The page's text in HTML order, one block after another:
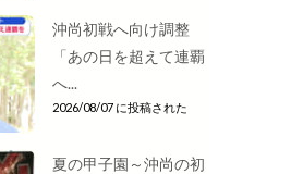
沖尚初戦へ向け調整
「あの日を超えて連覇
へ...
2026/08/07 に投稿された
夏の甲子園～沖尚の初